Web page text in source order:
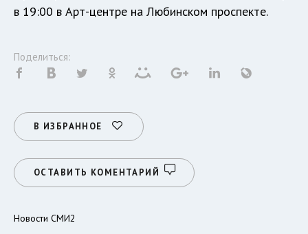
в 19:00 в Арт-центре на Любинском проспекте.
Поделиться:
В ИЗБРАННОЕ
ОСТАВИТЬ КОМЕНТАРИЙ
Новости СМИ2